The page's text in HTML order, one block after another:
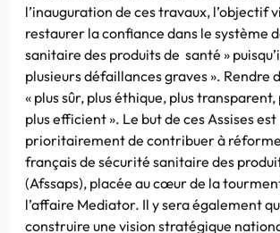
l’inauguration de ces travaux, l’objectif
restaurer la confiance dans le système
sanitaire des produits de santé »
plusieurs défaillances graves ». Rendre
« plus sûr, plus éthique, plus
plus efficient ». Le but de ces Assises est
prioritairement de contribuer à
français de sécurité sanitaire des
(Afssaps), placée au cœur de la
l’affaire Mediator. Il y sera également
construire une vision stratégique